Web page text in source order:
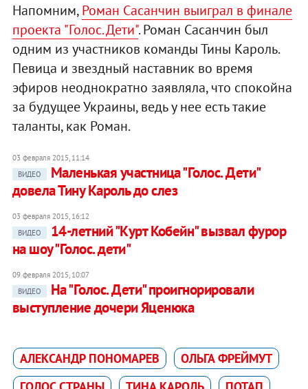
Напомним,Роман Сасанчин выиграл в финале
проекта "Голос. Дети". Роман Сасанчин был
одним из участников команды Тины Кароль.
Певица и звездный наставник во время
эфиров неоднократно заявляла, что спокойна
за будущее Украины, ведь у нее есть такие
таланты, как Роман.
03 февраля 2015, 11:14
ВИДЕО
Маленькая участница "Голос. Дети"
довела Тину Кароль до слез
03 февраля 2015, 16:12
ВИДЕО
14-летний "Курт Кобейн" вызвал фурор
на шоу "Голос. дети"
09 февраля 2015, 10:07
ВИДЕО
На "Голос. Дети" проигнорировали
выступление дочери Яценюка
АЛЕКСАНДР ПОНОМАРЕВ
ОЛЬГА ФРЕЙМУТ